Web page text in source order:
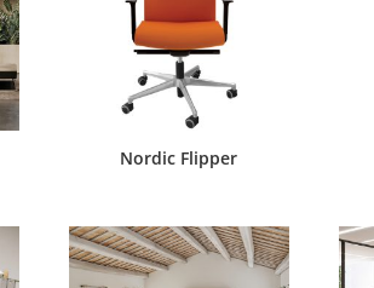
Nordic Flipper